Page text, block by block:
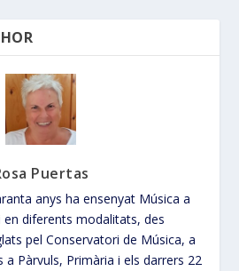
Puertas
anys ha ensenyat Música a
en diferents modalitats, des
pel Conservatori de Música, a
a Pàrvuls, Primària i els darrers 22